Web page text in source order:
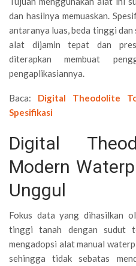
dan hasilnya memuaskan.
antaranya luas, beda tinggi
alat dijamin tepat dan
diterapkan membuat
pengaplikasiannya.
Baca: Digital Theodolite
Spesifikasi
Digital
Modern
Unggul
Fokus data yang dihasilkan
tinggi tanah dengan sudut
mengadopsi alat manual
sehingga tidak sebatas